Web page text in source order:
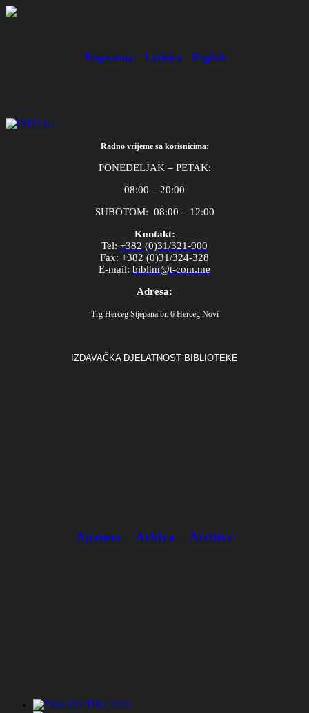
Ћирилица Latinica English
Radno vrijeme sa korisnicima:
PONEDELJAK – PETAK:
08:00 – 20:00
SUBOTOM: 08:00 – 12:00
Kontakt:
Tel: +382 (0)31/321-900
Fax: +382 (0)31/324-328
E-mail: biblhn@t-com.me
Adresa:
Trg Herceg Stjepana br. 6 Herceg Novi
IZDAVAČKA DJELATNOST BIBLIOTEKE
Архива Arhiva Archive